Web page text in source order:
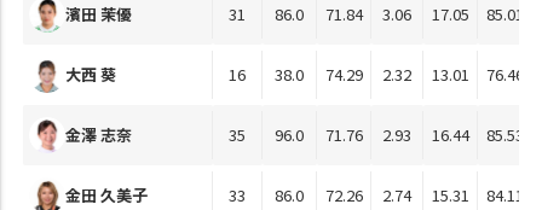
濱田 茉優 31 86.0 71.84 3.06 17.05 85.01
大西 葵 16 38.0 74.29 2.32 13.01 76.46
金澤 志奈 35 96.0 71.76 2.93 16.44 85.53
金田 久美子 33 86.0 72.26 2.74 15.31 84.11